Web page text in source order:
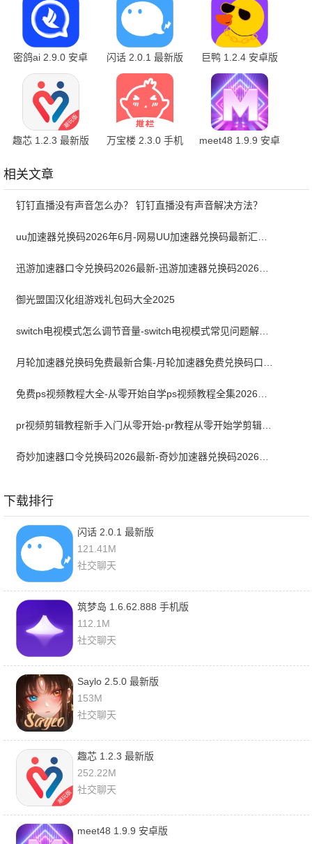
密鸽ai 2.9.0 安卓
版
闪话 2.0.1 最新版 巨鸭 1.2.4 安卓版
趣芯 1.2.3 最新版
万宝楼 2.3.0 手机
meet48 1.9.9 安卓
相关文章
钉钉直播没有声音怎么办？ 钉钉直播没有声音解决方法？
御光盟国汉化组游戏礼包码大全2025
switch电视模式怎么调节音量-switch电视模式常见问题解决方案
pr视频剪辑教程新手入门从零开始-pr教程从零开始学剪辑全集免费
下载排行
闪话 2.0.1 最新版
121.41M
社交聊天
筑梦岛 1.6.62.888 手机版
112.1M
社交聊天
Saylo 2.5.0 最新版
153M
社交聊天
趣芯 1.2.3 最新版
252.22M
社交聊天
meet48 1.9.9 安卓版